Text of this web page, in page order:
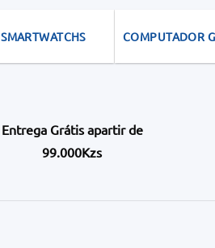
SMARTWATCHS COMPUTADOR
Entrega Grátis apartir de
99.000Kzs